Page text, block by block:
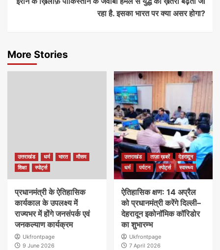
रहा है. इसका भारत पर क्या असर होगा?
More Stories
उत्तराखंड धर्म भारत
मौसम
शिक्षा
स्पोर्ट्स
प्रधानमंत्री के ऐतिहासिक
कार्यकाल के उपलक्ष्य में
राज्यभर में होंगे जनसंपर्क एवं
जनकल्याण कार्यक्रम
Ukfrontpage
9 June 2026
उत्तराखंड ताज़ा ख़बरें
देहरादून
धर्म
पर्यटन स्पोर्ट्स स्वास्थ्य
ऐतिहासिक क्षण: 14 अप्रैल
को प्रधानमंत्री करेंगे दिल्ली–
देहरादून इकोनॉमिक कॉरिडोर
का शुभारम्भ
Ukfrontpage
7 April 2026